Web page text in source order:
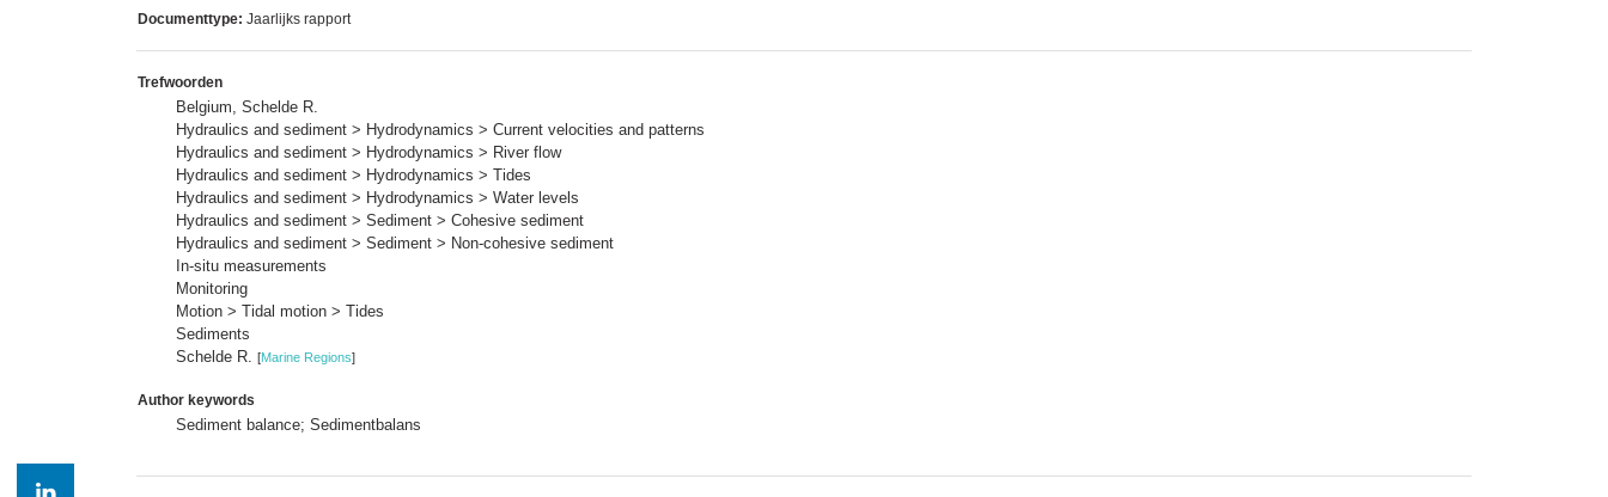
Documenttype: Jaarlijks rapport
Trefwoorden
Belgium, Schelde R.
Hydraulics and sediment > Hydrodynamics > Current velocities and patterns
Hydraulics and sediment > Hydrodynamics > River flow
Hydraulics and sediment > Hydrodynamics > Tides
Hydraulics and sediment > Hydrodynamics > Water levels
Hydraulics and sediment > Sediment > Cohesive sediment
Hydraulics and sediment > Sediment > Non-cohesive sediment
In-situ measurements
Monitoring
Motion > Tidal motion > Tides
Sediments
Schelde R.
[Marine Regions]
Author keywords
Sediment balance; Sedimentbalans